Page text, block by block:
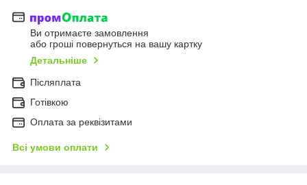
Ви отримаєте замовлення
або гроші повернуться на вашу картку
Детальніше
Післяплата
Готівкою
Оплата за реквізитами
Всі умови оплати